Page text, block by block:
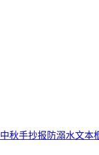
中秋手抄报 防溺水文本